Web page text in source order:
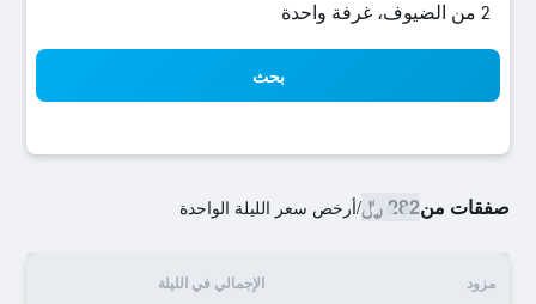
2 من الضيوف، غرفة واحدة
بحث
صفقات من282 ﷼ /أرخص سعر الليلة الواحدة
مزود الإجمالي في الليلة